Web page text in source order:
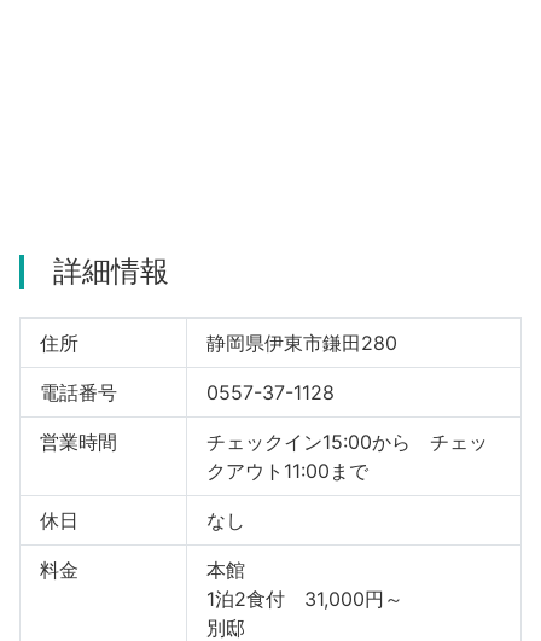
詳細情報
住所 静岡県伊東市鎌田280
電話番号 0557-37-1128
営業時間
チェックイン15:00から チェッ
クアウト11:00まで
休日 なし
料金
本館
1泊2食付 31,000円～
別邸